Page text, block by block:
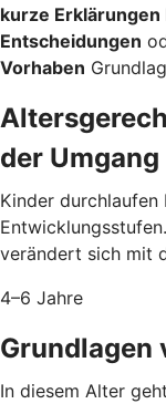
kurze
Entscheidungen
Vorhaben
der
Kinder durchlaufen
verändert sich mit
4–6 Jahre
Grundlagen
In diesem Alter